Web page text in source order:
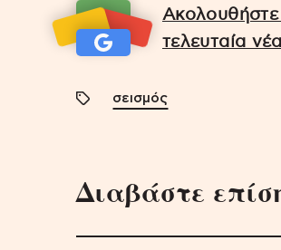
τελευταία νέα
σεισμός
Διαβάστε